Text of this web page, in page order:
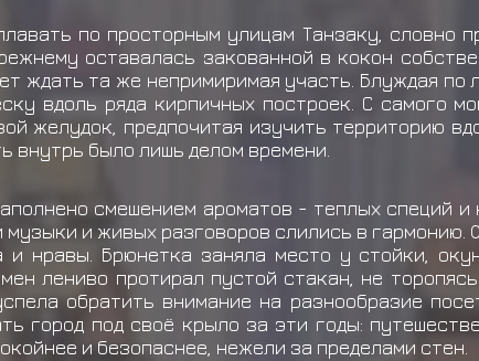
по просторным улицам Танзаку, словно
оставалась закованной в кокон
ждать та же непримиримая участь. Блуждая по
вдоль ряда кирпичных построек. С самого
желудок, предпочитая изучить территорию
внутрь было лишь делом времени.
смешением ароматов - теплых специй
музыки и живых разговоров слились в
и нравы. Брюнетка заняла место у стойки,
лениво протирал пустой стакан, не
обратить внимание на разнообразие
город под своё крыло за эти годы:
и безопаснее, нежели за пределами стен.